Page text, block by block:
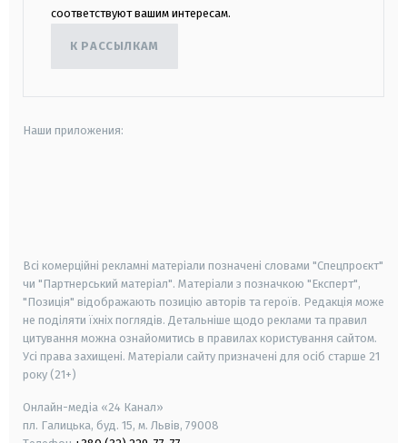
соответствуют вашим интересам.
К РАССЫЛКАМ
Наши приложения:
Всі комерційні рекламні матеріали позначені словами "Спецпроєкт"
чи "Партнерський матеріал". Матеріали з позначкою "Експерт",
"Позиція" відображають позицію авторів та героїв. Редакція може
не поділяти їхніх поглядів. Детальніше щодо реклами та правил
цитування можна ознайомитись в правилах користування сайтом.
Усі права захищені. Матеріали сайту призначені для осіб старше 21
року (21+)
Онлайн-медіа «24 Канал»
пл. Галицька, буд. 15, м. Львів, 79008